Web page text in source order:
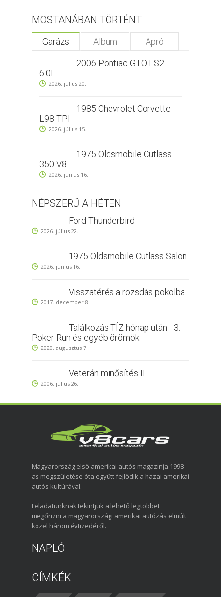
MOSTANÁBAN TÖRTÉNT
Garázs Album Apró
2006 Pontiac GTO LS2
6.0L
2026. július 20.
1985 Chevrolet Corvette
L98 TPI
2026. július 15.
1975 Oldsmobile Cutlass
350 V8
2026. június 16.
NÉPSZERŰ A HÉTEN
Ford Thunderbird
2026. július 22.
1975 Oldsmobile Cutlass Salon
2026. június 16.
Visszatérés a rozsdás pokolba
2017. december 8.
Találkozás TÍZ hónap után - 3.
Poker Run és egyéb örömök
2020. augusztus 7.
Veterán minősítés II.
2006. július 26.
Magyarország első amerikai autós magazinja 1998-
as megszületése óta együtt fejlődik a hazai amerikai
autós kultúrával.
Feladatunknak tekintjük a lehető legtöbbet
megőrizni a magyarországi amerikai autózás elmúlt
közel három évtizedéről.
NAPLÓ
CÍMKÉK